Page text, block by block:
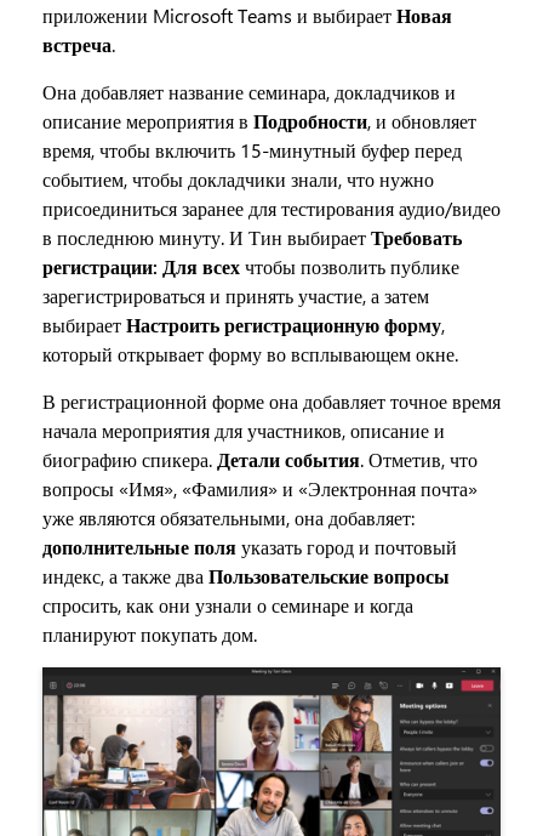
приложении Microsoft Teams и выбираетНовая
встреча.
Она добавляет название семинара, докладчиков и
описание мероприятия в Подробности, и обновляет
время, чтобы включить 15-минутный буфер перед
событием, чтобы докладчики знали, что нужно
присоединиться заранее для тестирования аудио/видео
в последнюю минуту. И Тин выбираетТребовать
регистрации: Для всехчтобы позволить публике
зарегистрироваться и принять участие, а затем
выбираетНастроить регистрационную форму,
который открывает форму во всплывающем окне.
В регистрационной форме она добавляет точное время
начала мероприятия для участников, описание и
биографию спикера. Детали события. Отметив, что
вопросы «Имя», «Фамилия» и «Электронная почта»
уже являются обязательными, она добавляет:
дополнительные поляуказать город и почтовый
индекс, а также два Пользовательские вопросы
спросить, как они узнали о семинаре и когда
планируют покупать дом.